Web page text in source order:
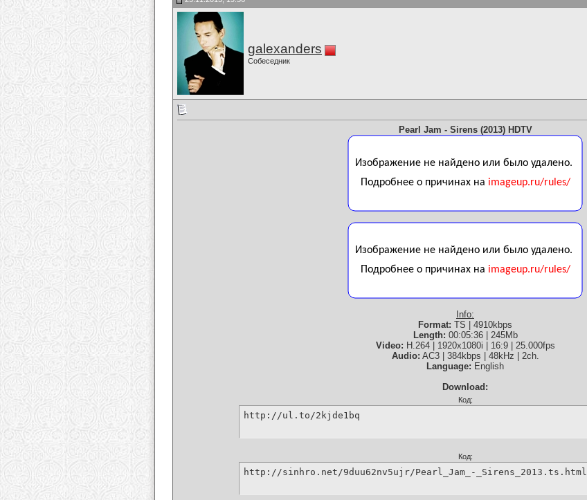
galexanders
Собеседник
Pearl Jam - Sirens (2013) HDTV
Info:
Format: TS | 4910kbps
Length: 00:05:36 | 245Mb
Video: H.264 | 1920x1080i | 16:9 | 25.000fps
Audio: AC3 | 384kbps | 48kHz | 2ch.
Language: English
Download:
Код:
http://ul.to/2kjde1bq
Код:
http://sinhro.net/9duu62nv5ujr/Pearl_Jam_-_Sirens_2013.ts.html